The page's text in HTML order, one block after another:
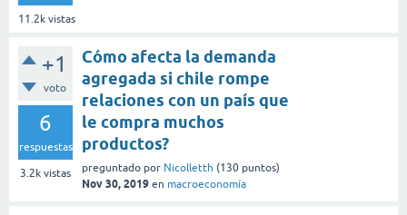
11.2k vistas
+1
voto
6
respuestas
3.2k vistas
Cómo afecta la demanda
agregada si chile rompe
relaciones con un país que
le compra muchos
productos?
preguntado por Nicolletth (130 puntos)
Nov 30, 2019 en macroeconomía